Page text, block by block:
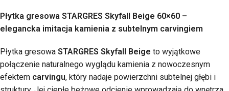
Płytka gresowa STARGRES Skyfall Beige 60×60 –
elegancka imitacja kamienia z subtelnym carvingiem
Płytka gresowa STARGRES Skyfall Beige to wyjątkowe
połączenie naturalnego wyglądu kamienia z nowoczesnym
efektem carvingu, który nadaje powierzchni subtelnej głębi i